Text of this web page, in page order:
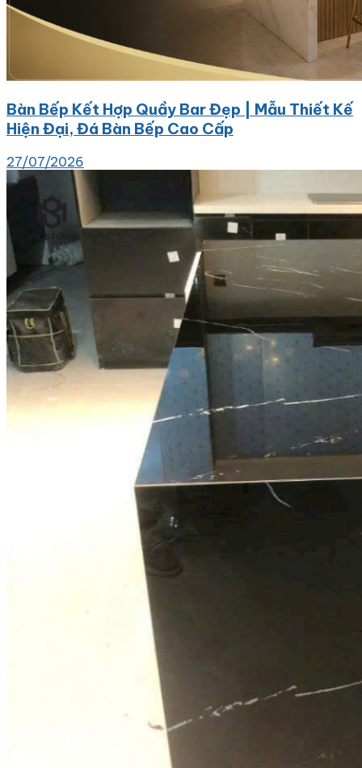
Bàn Bếp Kết Hợp Quầy Bar Đẹp | Mẫu Thiết Kế
Hiện Đại, Đá Bàn Bếp Cao Cấp
27/07/2026